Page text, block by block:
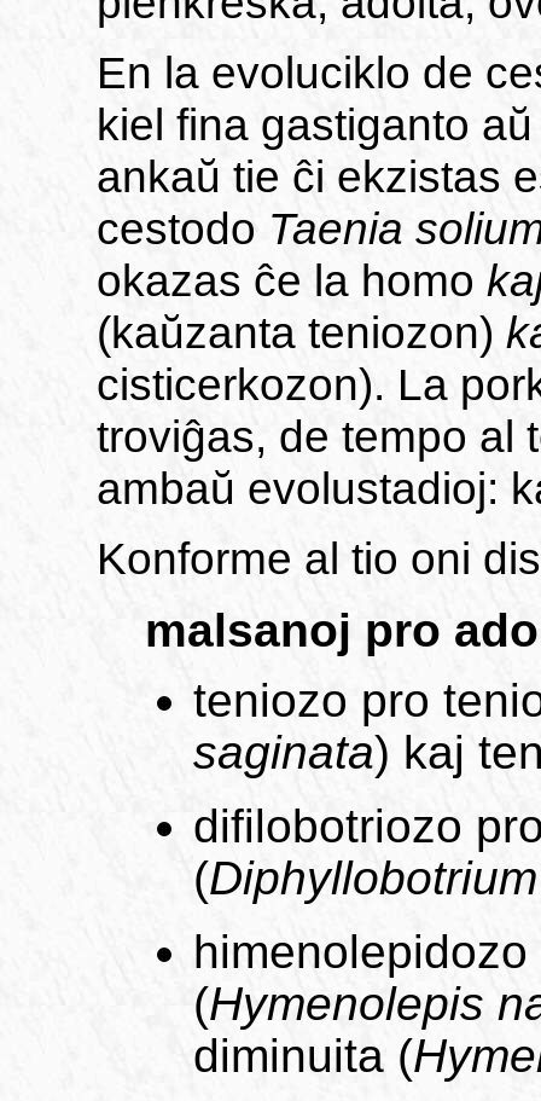
En la evoluciklo de
kiel fina gastiganto
ankaŭ tie ĉi ekzistas
cestodo Taenia
okazas ĉe la homo
(kaŭzanta teniozon)
cisticerkozon). La
troviĝas, de tempo al
ambaŭ evolustadioj:
Konforme al tio oni
malsanoj pro
teniozo pro
saginata) kaj
difilobotriozo
(
(Hymenolepis
diminuita (